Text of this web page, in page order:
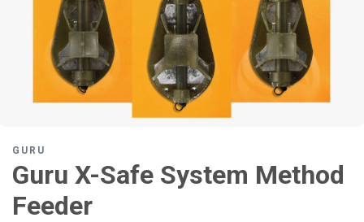
GURU
Guru X-Safe System Method
Feeder